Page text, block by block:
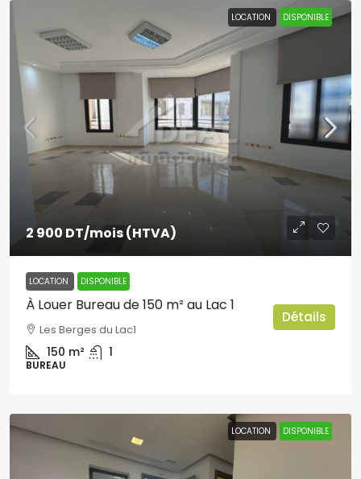
LOCATION DISPONIBLE
2 900 DT/mois (HTVA)
LOCATION DISPONIBLE
À Louer Bureau de 150 m² au Lac 1
Les Berges du Lac1
150 m² 1
BUREAU
Détails
LOCATION DISPONIBLE